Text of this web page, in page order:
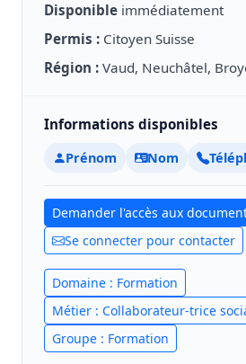
Disponible immédiatement
Permis : Citoyen Suisse
Région : Vaud, Neuchâtel,
Informations disponibles
Prénom Nom
Demander l'accès aux
Se connecter pour contacter
Domaine : Formation
Métier : Collaborateur-trice
Groupe : Formation